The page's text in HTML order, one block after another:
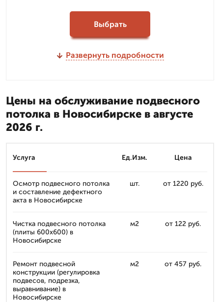
Выбрать
Развернуть подробности
Цены на обслуживание подвесного
потолка в Новосибирске в августе
2026 г.
Услуга Ед.Изм. Цена
Осмотр подвесного потолка
и составление дефектного
акта в Новосибирске
шт. от 1220 руб.
Чистка подвесного потолка
(плиты 600x600) в
Новосибирске
м2 от 122 руб.
Ремонт подвесной
конструкции (регулировка
подвесов, подрезка,
выравнивание) в
Новосибирске
м2 от 457 руб.